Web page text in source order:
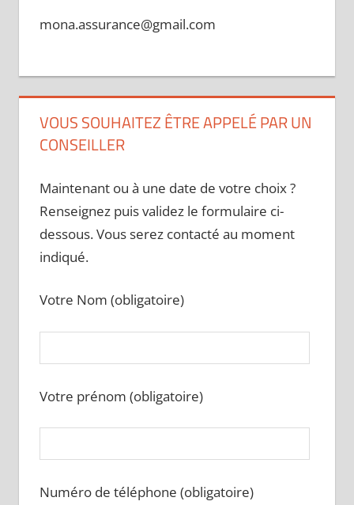
mona.assurance@gmail.com
VOUS SOUHAITEZ ÊTRE APPELÉ PAR UN
CONSEILLER
Maintenant ou à une date de votre choix ?
Renseignez puis validez le formulaire ci-
dessous. Vous serez contacté au moment
indiqué.
Votre Nom (obligatoire)
Votre prénom (obligatoire)
Numéro de téléphone (obligatoire)